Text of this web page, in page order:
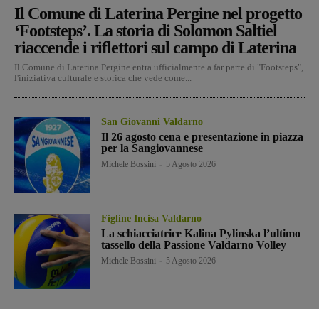
Il Comune di Laterina Pergine nel progetto
‘Footsteps’. La storia di Solomon Saltiel
riaccende i riflettori sul campo di Laterina
Il Comune di Laterina Pergine entra ufficialmente a far parte di "Footsteps",
l'iniziativa culturale e storica che vede come...
San Giovanni Valdarno
Il 26 agosto cena e presentazione in piazza
per la Sangiovannese
Michele Bossini 5 Agosto 2026
Figline Incisa Valdarno
La schiacciatrice Kalina Pylinska l’ultimo
tassello della Passione Valdarno Volley
Michele Bossini 5 Agosto 2026